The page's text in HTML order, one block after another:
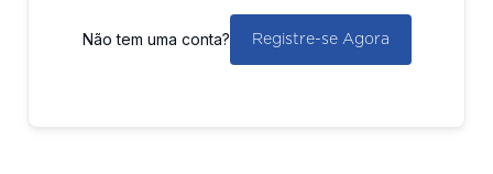
Não tem uma conta? Registre-se Agora